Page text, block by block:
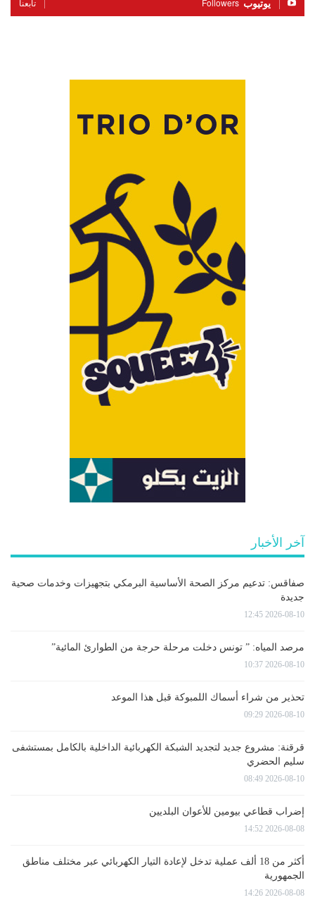
يوتيوب Followers تابعنا
آخر الأخبار
صفاقس: تدعيم مركز الصحة الأساسية البرمكي بتجهيزات وخدمات صحية
جديدة
2026-08-10 12:45
مرصد المياه: ” تونس دخلت مرحلة حرجة من الطوارئ المائية”
2026-08-10 10:37
تحذير من شراء أسماك اللمبوكة قبل هذا الموعد
2026-08-10 09:29
قرقنة: مشروع جديد لتجديد الشبكة الكهربائية الداخلية بالكامل بمستشفى
سليم الحضري
2026-08-10 08:49
إضراب قطاعي بيومين للأعوان البلديين
2026-08-08 14:52
أكثر من 18 ألف عملية تدخل لإعادة التيار الكهربائي عبر مختلف مناطق
الجمهورية
2026-08-08 14:26